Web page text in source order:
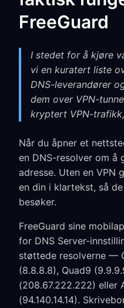
FreeGuard
I stedet for å kjøre
vi en kuratert liste
DNS-leverandører
dem over VPN-
kryptert VPN-
Når du åpner et
en DNS-resolver om å
adresse. Uten en VPN
en din i klartekst, så
besøker.
FreeGuard sine
for DNS Server-
støttede resolverne —
(8.8.8.8), Quad9
(208.67.222.222) eller
(94.140.14.14).